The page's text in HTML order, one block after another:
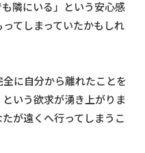
隣にいる」という安心感
てしまっていたかもしれ
に自分から離れたことを
いう欲求が湧き上がりま
が遠くへ行ってしまうこ